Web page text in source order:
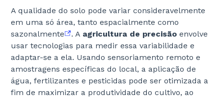
A qualidade do solo pode variar consideravelmente
em uma só área, tanto espacialmente como
sazonalmente
. A agricultura de precisão envolve
usar tecnologias para medir essa variabilidade e
adaptar-se a ela. Usando sensoriamento remoto e
amostragens específicas do local, a aplicação de
água, fertilizantes e pesticidas pode ser otimizada a
fim de maximizar a produtividade do cultivo, ao